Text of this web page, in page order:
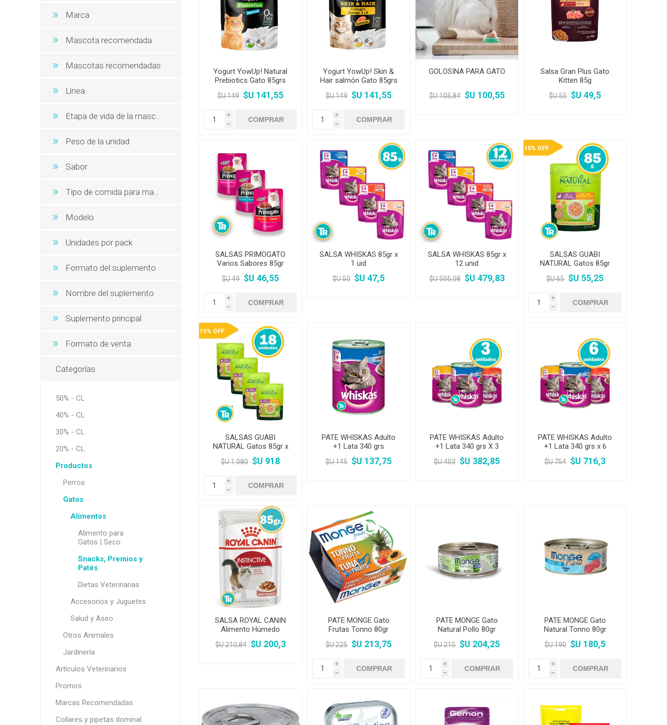
MV Holliday
Primocao
Biofresh
Three Dogs &
Three Cats
Kat Bom
Cachorreiros
Monello Bites
Vet Life
Dietas Veterinarias
Comedero y Bebedero
Juguetes
Chapitas identificatorias
Colchonetas
Estética e Higiene
Antipulgas y Antiparasitarios
Artículos Postoperatorio
Shampoos
Snacks, Premios y Patés
Dietas Veterinarias
Transportadoras
Juguetes
Collares y Arneses
Rascadores
Chapitas Identificatorias
Camas y Cuchas
Medicamentos
Estética (Cepillos, peines y
tijeras)
Antipulgas y Antiparasitarios
Artículos Postoperatorio
Yogurt YowUp! Natural
Prebiotics Gato 85grs
$U 149 $U 141,55
i
h
Yogurt YowUp! Skin &
Hair salmón Gato 85grs
$U 149 $U 141,55
i
h
GOLOSINA PARA GATO
$U 105,84 $U 100,55
Salsa Gran Plus Gato
Kitten 85g
$U 55 $U 49,5
SALSAS PRIMOGATO
Varios Sabores 85gr
$U 49 $U 46,55
i
h
SALSA WHISKAS 85gr x
1 uid
$U 50 $U 47,5
SALSA WHISKAS 85gr x
12 unid
$U 505,08 $U 479,83
15% OFF
SALSAS GUABI
NATURAL Gatos 85gr
$U 65 $U 55,25
i
h
15% OFF
SALSAS GUABI
NATURAL Gatos 85gr x
18 unid
$U 1.080 $U 918
i
h
PATE WHISKAS Adulto
+1 Lata 340 grs
$U 145 $U 137,75
PATE WHISKAS Adulto
+1 Lata 340 grs X 3
UNIDADES
$U 403 $U 382,85
PATE WHISKAS Adulto
+1 Lata 340 grs x 6
UNIDADES
$U 754 $U 716,3
SALSA ROYAL CANIN
Alimento Húmedo
Instinctive 85gr
$U 210,84 $U 200,3
PATE MONGE Gato
Frutas Tonno 80gr
$U 225 $U 213,75
i
h
PATE MONGE Gato
Natural Pollo 80gr
$U 215 $U 204,25
i
h
PATE MONGE Gato
Natural Tonno 80gr
$U 190 $U 180,5
i
h
Marca
Mascota recomendada
Mascotas recomendadas
Línea
Etapa de vida de la mascota
Peso de la unidad
Sabor
Tipo de comida para mascotas
Modelo
Unidades por pack
Formato del suplemento
Nombre del suplemento
Suplemento principal
Formato de venta
Categorías
50% - CL
40% - CL
30% - CL
20% - CL
Productos
Perros
Gatos
Alimentos
Alimento para
Gatos | Seco
Snacks, Premios y
Patés
Dietas Veterinarias
Accesorios y Juguetes
Salud y Aseo
Otros Animales
Jardinería
Artículos Veterinarios
Promos
Marcas Recomendadas
Collares y pipetas dominal